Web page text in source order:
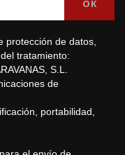
protección de datos,
tratamiento:
S.L.
de
portabilidad,